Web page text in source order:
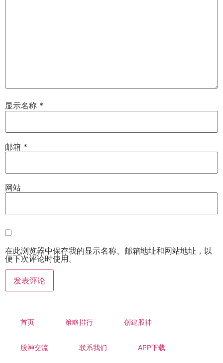
显示名称 *
邮箱 *
网站
在此浏览器中保存我的显示名称、邮箱地址和网站地址，以
便下次评论时使用。
首页 策略排行 创建股神
股神交流 联系我们 APP下载